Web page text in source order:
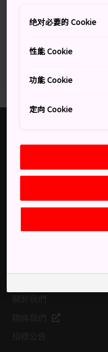
實用資訊
基本資訊
常見問題
關於 JNTO
绝对必要的 Cookie
性能 Cookie
功能 Cookie
定向 Cookie